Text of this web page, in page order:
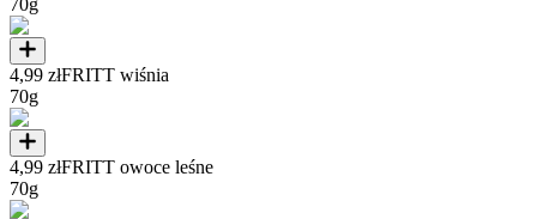
70g
4,99 złFRITT wiśnia
70g
4,99 złFRITT owoce leśne
70g